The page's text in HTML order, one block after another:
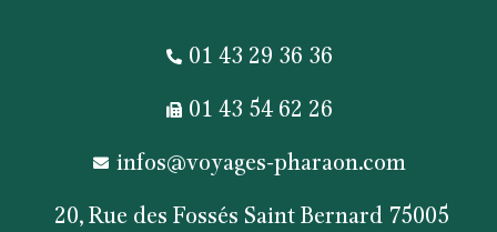
01 43 29 36 36
01 43 54 62 26
infos@voyages-pharaon.com
20, Rue des Fossés Saint Bernard 75005